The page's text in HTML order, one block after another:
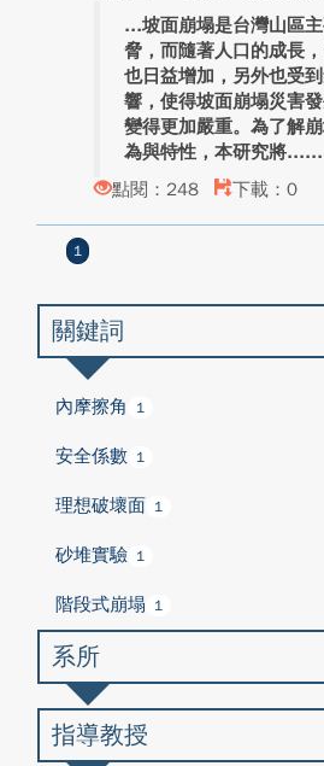
坡面崩塌是台灣山區
脅，而隨著人口的成長
也日益增加，另外也受
響，使得坡面崩塌災害
變得更加嚴重。為了解
為與特性，本研究將...
點閱：248
下載：0
1
關鍵詞
內摩擦角 1
安全係數 1
理想破壞面 1
砂堆實驗 1
階段式崩塌 1
系所
指導教授